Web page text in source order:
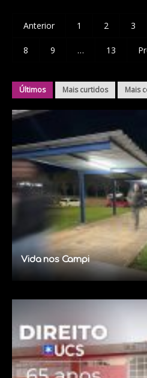
Anterior 1 2 3
8 9 … 13
Últimos Mais curtidos Mais
Vida nos Campi